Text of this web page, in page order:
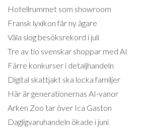
Hotellrummet som showroom
Fransk lyxikon får ny ägare
Väla slog besöksrekord i juli
Tre av tio svenskar shoppar med AI
Färre konkurser i detaljhandeln
Digital skattjakt ska locka familjer
Här är generationernas AI-vanor
Arken Zoo tar över Ica Gaston
Dagligvaruhandeln ökade i juni